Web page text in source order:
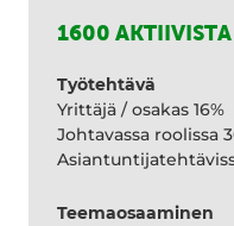
1600 AKTIIVISTA
Työtehtävä
Yrittäjä / osakas 16%
Johtavassa roolissa
Teemaosaaminen